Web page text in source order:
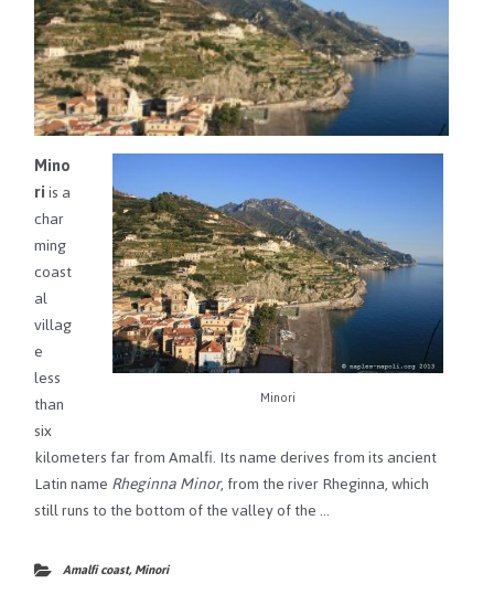
Minori
Mino
riis a
char
ming
coast
al
villag
e
less
than
six
kilometers far from Amalfi. Its name derives from its ancient
Latin nameRheginna Minor, from the river Rheginna, which
still runs to the bottom of the valley of the …
Amalfi coast,Minori